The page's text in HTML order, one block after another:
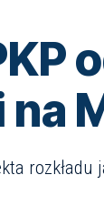
na